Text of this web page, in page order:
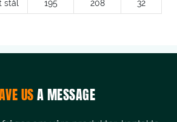
stål 195 208 32
USA MESSAGE